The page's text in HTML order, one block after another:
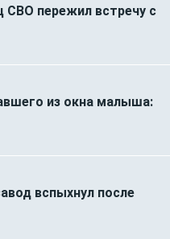
СВО пережил встречу с
из окна малыша:
вспыхнул после